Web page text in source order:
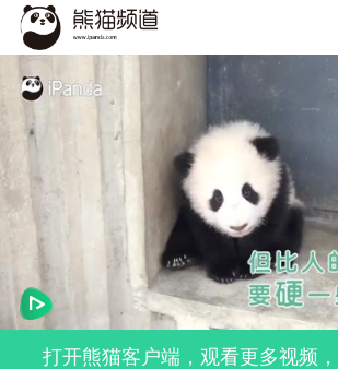
打开熊猫客户端，观看更多视频